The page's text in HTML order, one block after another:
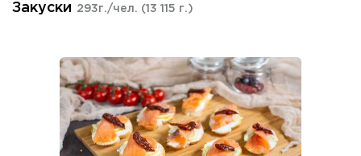
Закуски 293г./чел. (13 115 г.)